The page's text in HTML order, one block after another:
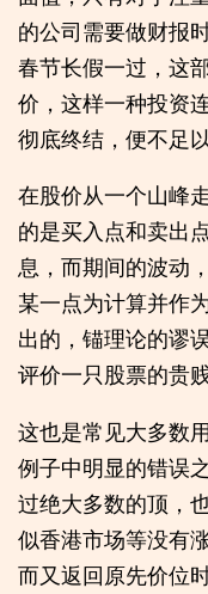
的公司需要做财报
春节长假一过，这
价，这样一种投资
彻底终结，便不足
在股价从一个山峰
的是买入点和卖出
息，而期间的波动
某一点为计算并作
出的，锚理论的谬
评价一只股票的贵
这也是常见大多数
例子中明显的错误
过绝大多数的顶，
似香港市场等没有
而又返回原先价位